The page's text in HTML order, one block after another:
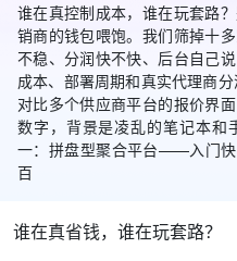
谁在真控制成本，谁在玩套路
销商的钱包喂饱。我们筛掉十
不稳、分润快不快、后台自己
成本、部署周期和真实代理商
对比多个供应商平台的报价界
数字，背景是凌乱的笔记本和
一：拼盘型聚合平台——入门快
百
谁在真省钱，谁在玩套路？